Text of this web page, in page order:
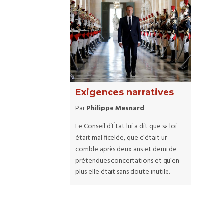
Exigences narratives
ParPhilippe Mesnard
Le Conseil d’État lui a dit que sa loi
était mal ficelée, que c’était un
comble après deux ans et demi de
prétendues concertations et qu’en
plus elle était sans doute inutile.